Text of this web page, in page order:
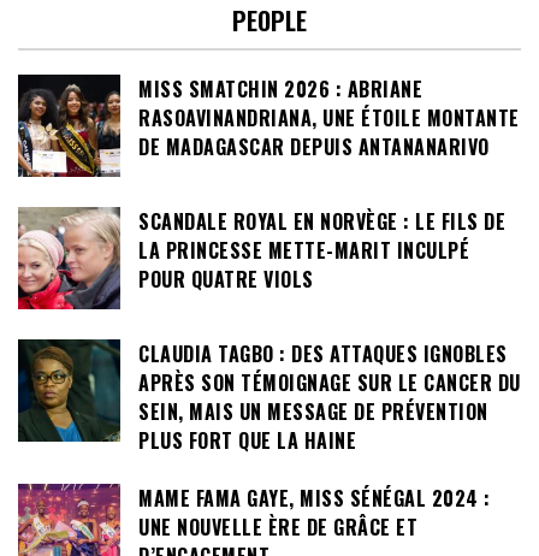
PEOPLE
MISS SMATCHIN 2026 : ABRIANE
RASOAVINANDRIANA, UNE ÉTOILE MONTANTE
DE MADAGASCAR DEPUIS ANTANANARIVO
SCANDALE ROYAL EN NORVÈGE : LE FILS DE
LA PRINCESSE METTE-MARIT INCULPÉ
POUR QUATRE VIOLS
CLAUDIA TAGBO : DES ATTAQUES IGNOBLES
APRÈS SON TÉMOIGNAGE SUR LE CANCER DU
SEIN, MAIS UN MESSAGE DE PRÉVENTION
PLUS FORT QUE LA HAINE
MAME FAMA GAYE, MISS SÉNÉGAL 2024 :
UNE NOUVELLE ÈRE DE GRÂCE ET